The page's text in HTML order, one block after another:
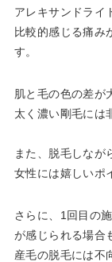
アレキサンドライ
比較的感じる痛み
す。
肌と毛の色の差が
太く濃い剛毛には
また、脱毛しなが
女性には嬉しいポ
さらに、1回目の
が感じられる場合
産毛の脱毛には不